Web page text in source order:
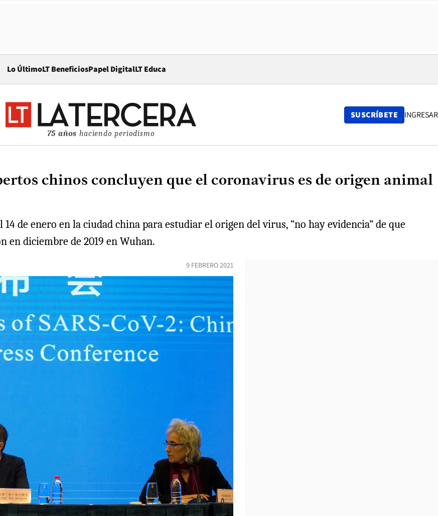
Lo ÚltimoLT BeneficiosPapel DigitalOpens in new window
LT Educa
75 años haciendo periodismo
SUSCRÍBETE INGRESAR
chinos concluyen que el coronavirus es de origen animal
de enero en la ciudad china para estudiar el origen del virus, “no hay evidencia” de que
en diciembre de 2019 en Wuhan.
9 FEBRERO 2021